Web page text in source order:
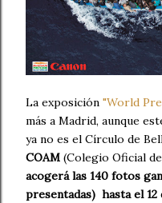
La exposición "World
más a Madrid, aunque
ya no es el Círculo de
COAM (Colegio Oficial
acogerá las 140 fotos
presentadas) hasta el 12